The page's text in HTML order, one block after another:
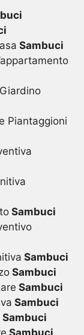
Sambuci
Piantaggioni
Sambuci
Sambuci
Sambuci
Sambuci
Sambuci
Sambuci
Sambuci